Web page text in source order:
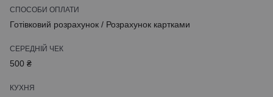
СПОСОБИ ОПЛАТИ
Готівковий розрахунок / Розрахунок картками
СЕРЕДНІЙ ЧЕК
500 ₴
КУХНЯ